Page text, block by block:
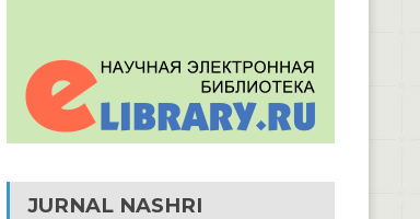
JURNAL NASHRI